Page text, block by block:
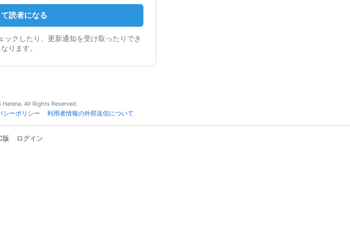
読者になる
クしたり、更新通知を受け取ったりでき
ります。
All Rights Reserved.
シーポリシー 利用者情報の外部送信について
版 ログイン